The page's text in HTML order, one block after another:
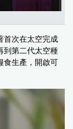
首次在太空完成
到第二代太空種
生產，開啟可